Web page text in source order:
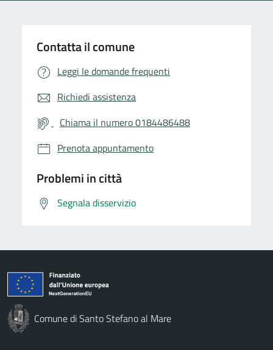
Contatta il comune
Leggi le domande frequenti
Richiedi assistenza
Chiama il numero 0184486488
Prenota appuntamento
Problemi in città
Segnala disservizio
Comune di Santo Stefano al Mare